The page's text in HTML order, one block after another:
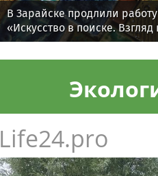
В Зарайске продлили
«Искусство в поиске.
Life24.pro